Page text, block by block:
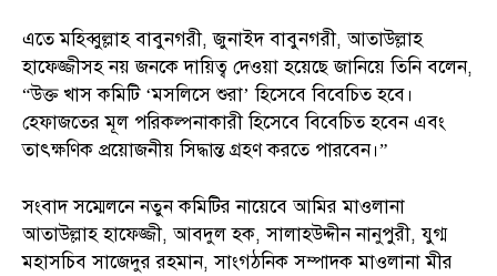
এতে মহিব্বুল্লাহ বাবুনগরী, জুনাইদ বাবুনগরী, আতাউল্লাহ
হাফেজ্জীসহ নয় জনকে দায়িত্ব দেওয়া হয়েছে জানিয়ে তিনি বলেন,
“উক্ত খাস কমিটি ‘মসলিসে শুরা’ হিসেবে বিবেচিত হবে।
হেফাজতের মূল পরিকল্পনাকারী হিসেবে বিবেচিত হবেন এবং
তাৎক্ষণিক প্রয়োজনীয় সিদ্ধান্ত গ্রহণ করতে পারবেন।”
সংবাদ সম্মেলনে নতুন কমিটির নায়েবে আমির মাওলানা
আতাউল্লাহ হাফেজ্জী, আবদুল হক, সালাহউদ্দীন নানুপুরী, যুগ্ম
মহাসচিব সাজেদুর রহমান, সাংগঠনিক সম্পাদক মাওলানা মীর